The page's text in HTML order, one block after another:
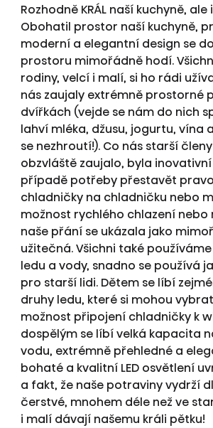
Rozhodně KRÁL naší kuchyně,
Obohatil prostor naší kuchyně,
moderní a elegantní design se
prostoru mimořádně hodí.
rodiny, velcí i malí, si ho rádi
nás zaujaly extrémně prostorné
dvířkách (vejde se nám do nich
lahví mléka, džusu, jogurtu, vína
se nezhroutí!). Co nás starší
obzvláště zaujalo, byla
případě potřeby přestavět
chladničky na chladničku nebo
možnost rychlého chlazení nebo
naše přání se ukázala jako
užitečná. Všichni také
ledu a vody, snadno se používá
pro starší lidi. Dětem se líbí
druhy ledu, které si mohou
možnost připojení chladničky k
dospělým se líbí velká kapacita
vodu, extrémně přehledné a
bohaté a kvalitní LED osvětlení
a fakt, že naše potraviny vydrží
čerstvé, mnohem déle než ve
i malí dávají našemu králi pětku!